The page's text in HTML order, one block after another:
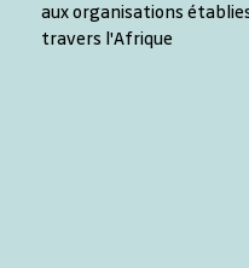
aux organisations
travers l'Afrique